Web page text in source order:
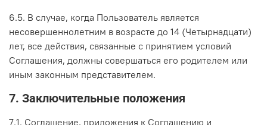
6.5. В случае, когда Пользователь является
несовершеннолетним в возрасте до 14 (Четырнадцати)
лет, все действия, связанные с принятием условий
Соглашения, должны совершаться его родителем или
иным законным представителем.
7. Заключительные положения
7.1. Соглашение, приложения к Соглашению и